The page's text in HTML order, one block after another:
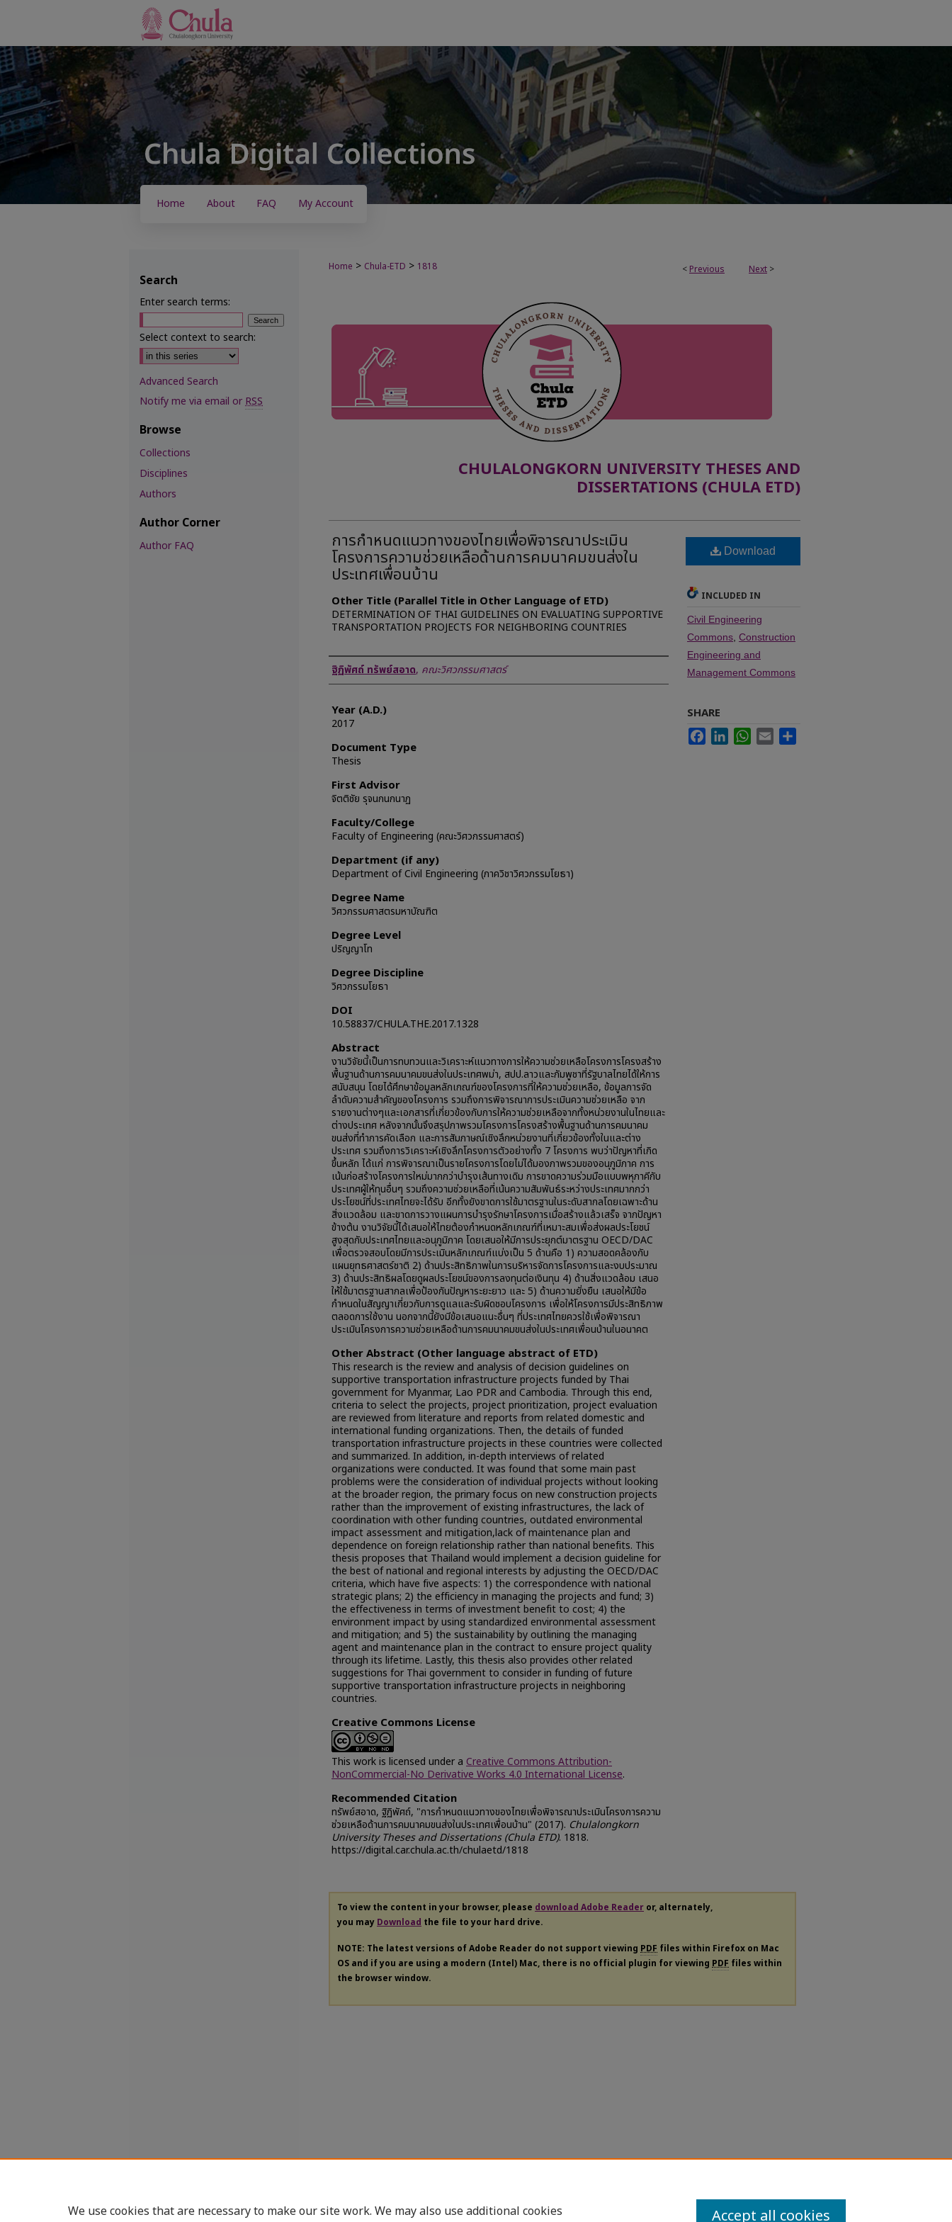
Home About FAQ My Account
< Previous Next >
Home > Chula-ETD > 1818
CHULALONGKORN UNIVERSITY THESES AND
DISSERTATIONS (CHULA ETD)
การกำหนดแนวทางของไทยเพื่อพิจารณาประเมิน
โครงการความช่วยเหลือด้านการคมนาคมขนส่งใน
ประเทศเพื่อนบ้าน
Other Title (Parallel Title in Other Language of ETD)
DETERMINATION OF THAI GUIDELINES ON EVALUATING SUPPORTIVE
TRANSPORTATION PROJECTS FOR NEIGHBORING COUNTRIES
Author
ฐิฏิพัศถ์ ทรัพย์สอาด, คณะวิศวกรรมศาสตร์
Year (A.D.)
2017
Document Type
Thesis
First Advisor
จิตติชัย รุจนกนกนาฏ
Faculty/College
Faculty of Engineering (คณะวิศวกรรมศาสตร์)
Department (if any)
Department of Civil Engineering (ภาควิชาวิศวกรรมโยธา)
Degree Name
วิศวกรรมศาสตรมหาบัณฑิต
Degree Level
ปริญญาโท
Degree Discipline
วิศวกรรมโยธา
DOI
10.58837/CHULA.THE.2017.1328
Abstract
งานวิจัยนี้เป็นการทบทวนและวิเคราะห์แนวทางการให้ความช่วยเหลือโครงการโครงสร้าง
พื้นฐานด้านการคมนาคมขนส่งในประเทศพม่า, สปป.ลาวและกัมพูชาที่รัฐบาลไทยได้ให้การ
สนับสนุน โดยได้ศึกษาข้อมูลหลักเกณฑ์ของโครงการที่ให้ความช่วยเหลือ, ข้อมูลการจัด
ลำดับความสำคัญของโครงการ รวมถึงการพิจารณาการประเมินความช่วยเหลือ จาก
รายงานต่างๆและเอกสารที่เกี่ยวข้องกับการให้ความช่วยเหลือจากทั้งหน่วยงานในไทยและ
ต่างประเทศ หลังจากนั้นจึงสรุปภาพรวมโครงการโครงสร้างพื้นฐานด้านการคมนาคม
ขนส่งที่ทำการคัดเลือก และการสัมภาษณ์เชิงลึกหน่วยงานที่เกี่ยวข้องทั้งในและต่าง
ประเทศ รวมถึงการวิเคราะห์เชิงลึกโครงการตัวอย่างทั้ง 7 โครงการ พบว่าปัญหาที่เกิด
ขึ้นหลัก ได้แก่ การพิจารณาเป็นรายโครงการโดยไม่ได้มองภาพรวมของอนุภูมิภาค การ
เน้นก่อสร้างโครงการใหม่มากกว่าบำรุงเส้นทางเดิม การขาดความร่วมมือแบบพหุภาคีกับ
ประเทศผู้ให้ทุนอื่นๆ รวมถึงความช่วยเหลือที่เน้นความสัมพันธ์ระหว่างประเทศมากกว่า
ประโยชน์ที่ประเทศไทยจะได้รับ อีกทั้งยังขาดการใช้มาตรฐานในระดับสากลโดยเฉพาะด้าน
สิ่งแวดล้อม และขาดการวางแผนการบำรุงรักษาโครงการเมื่อสร้างแล้วเสร็จ จากปัญหา
ข้างต้น งานวิจัยนี้ได้เสนอให้ไทยต้องกำหนดหลักเกณฑ์ที่เหมาะสมเพื่อส่งผลประโยชน์
สูงสุดกับประเทศไทยและอนุภูมิภาค โดยเสนอให้มีการประยุกต์มาตรฐาน OECD/DAC
เพื่อตรวจสอบโดยมีการประเมินหลักเกณฑ์แบ่งเป็น 5 ด้านคือ 1) ความสอดคล้องกับ
แผนยุทธศาสตร์ชาติ 2) ด้านประสิทธิภาพในการบริหารจัดการโครงการและงบประมาณ
3) ด้านประสิทธิผลโดยดูผลประโยชน์ของการลงทุนต่อเงินทุน 4) ด้านสิ่งแวดล้อม เสนอ
ให้ใช้มาตรฐานสากลเพื่อป้องกันปัญหาระยะยาว และ 5) ด้านความยั่งยืน เสนอให้มีข้อ
กำหนดในสัญญาเกี่ยวกับการดูแลและรับผิดชอบโครงการ เพื่อให้โครงการมีประสิทธิภาพ
ตลอดการใช้งาน นอกจากนี้ยังมีข้อเสนอแนะอื่นๆ ที่ประเทศไทยควรใช้เพื่อพิจารณา
ประเมินโครงการความช่วยเหลือด้านการคมนาคมขนส่งในประเทศเพื่อนบ้านในอนาคต
Other Abstract (Other language abstract of ETD)
This research is the review and analysis of decision guidelines on
supportive transportation infrastructure projects funded by Thai
government for Myanmar, Lao PDR and Cambodia. Through this end,
criteria to select the projects, project prioritization, project evaluation
are reviewed from literature and reports from related domestic and
international funding organizations. Then, the details of funded
transportation infrastructure projects in these countries were collected
and summarized. In addition, in-depth interviews of related
organizations were conducted. It was found that some main past
problems were the consideration of individual projects without looking
at the broader region, the primary focus on new construction projects
rather than the improvement of existing infrastructures, the lack of
coordination with other funding countries, outdated environmental
impact assessment and mitigation,lack of maintenance plan and
dependence on foreign relationship rather than national benefits. This
thesis proposes that Thailand would implement a decision guideline for
the best of national and regional interests by adjusting the OECD/DAC
criteria, which have five aspects: 1) the correspondence with national
strategic plans; 2) the efficiency in managing the projects and fund; 3)
the effectiveness in terms of investment benefit to cost; 4) the
environment impact by using standardized environmental assessment
and mitigation; and 5) the sustainability by outlining the managing
agent and maintenance plan in the contract to ensure project quality
through its lifetime. Lastly, this thesis also provides other related
suggestions for Thai government to consider in funding of future
supportive transportation infrastructure projects in neighboring
countries.
Creative Commons License
This work is licensed under a Creative Commons Attribution-
NonCommercial-No Derivative Works 4.0 International License.
Recommended Citation
ทรัพย์สอาด, ฐิฏิพัศถ์, "การกำหนดแนวทางของไทยเพื่อพิจารณาประเมินโครงการความ
ช่วยเหลือด้านการคมนาคมขนส่งในประเทศเพื่อนบ้าน" (2017). Chulalongkorn
University Theses and Dissertations (Chula ETD). 1818.
https://digital.car.chula.ac.th/chulaetd/1818
Download
INCLUDED IN
Civil Engineering
Commons Construction
Engineering and
Management Commons
SHARE
FacebookLinkedInWhatsApp
Email
To view the content in your browser, please download Adobe Reader or, alternately,
you may Download the file to your hard drive.
NOTE: The latest versions of Adobe Reader do not support viewing PDF files within Firefox on Mac
OS and if you are using a modern (Intel) Mac, there is no official plugin for viewing PDF files within
the browser window.
Search
Enter search terms:
Select context to search:
Advanced Search
Notify me via email orRSS
Browse
Collections
Disciplines
Authors
Author Corner
Author FAQ
We use cookies that are necessary to make our site work. We may also use additional cookies
Accept all cookies